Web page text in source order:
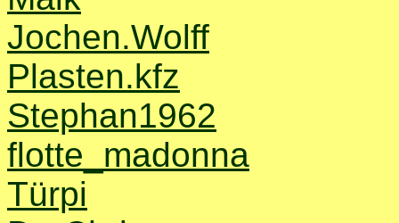
Jochen.Wolff
Plasten.kfz
Stephan1962
flotte_madonna
Türpi